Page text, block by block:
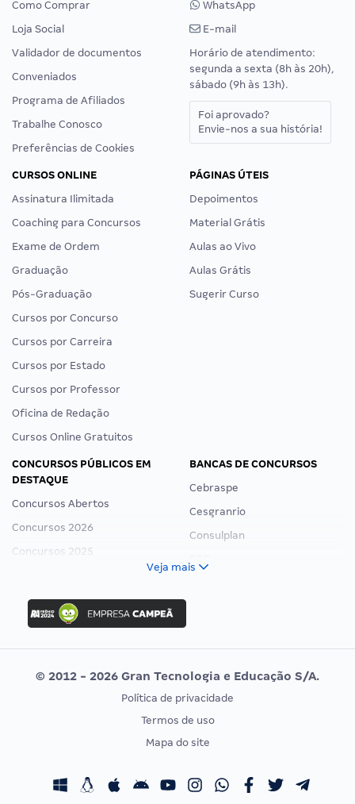
Como Comprar
Loja Social
Validador de documentos
Conveniados
Programa de Afiliados
Trabalhe Conosco
Preferências de Cookies
WhatsApp
E-mail
Horário de atendimento:
segunda a sexta (8h às 20h),
sábado (9h às 13h).
Foi aprovado?
Envie-nos a sua história!
CURSOS ONLINE
Assinatura Ilimitada
Coaching para Concursos
Exame de Ordem
Graduação
Pós-Graduação
Cursos por Concurso
Cursos por Carreira
Cursos por Estado
Cursos por Professor
Oficina de Redação
Cursos Online Gratuitos
PÁGINAS ÚTEIS
Depoimentos
Material Grátis
Aulas ao Vivo
Aulas Grátis
Sugerir Curso
CONCURSOS PÚBLICOS EM
DESTAQUE
Concursos Abertos
Concursos 2026
Concursos 2025
Concurso Ibama
Concurso MPU
Editais publicados
BANCAS DE CONCURSOS
Cebraspe
Cesgranrio
Consulplan
Vunesp
CONCURSOS POR PROFISSÃO
Concursos Fiscais
EXAME DE ORDEM
Calendário OAB
Veja mais
© 2012 - 2026 Gran Tecnologia e Educação S/A.
Política de privacidade
Termos de uso
Mapa do site